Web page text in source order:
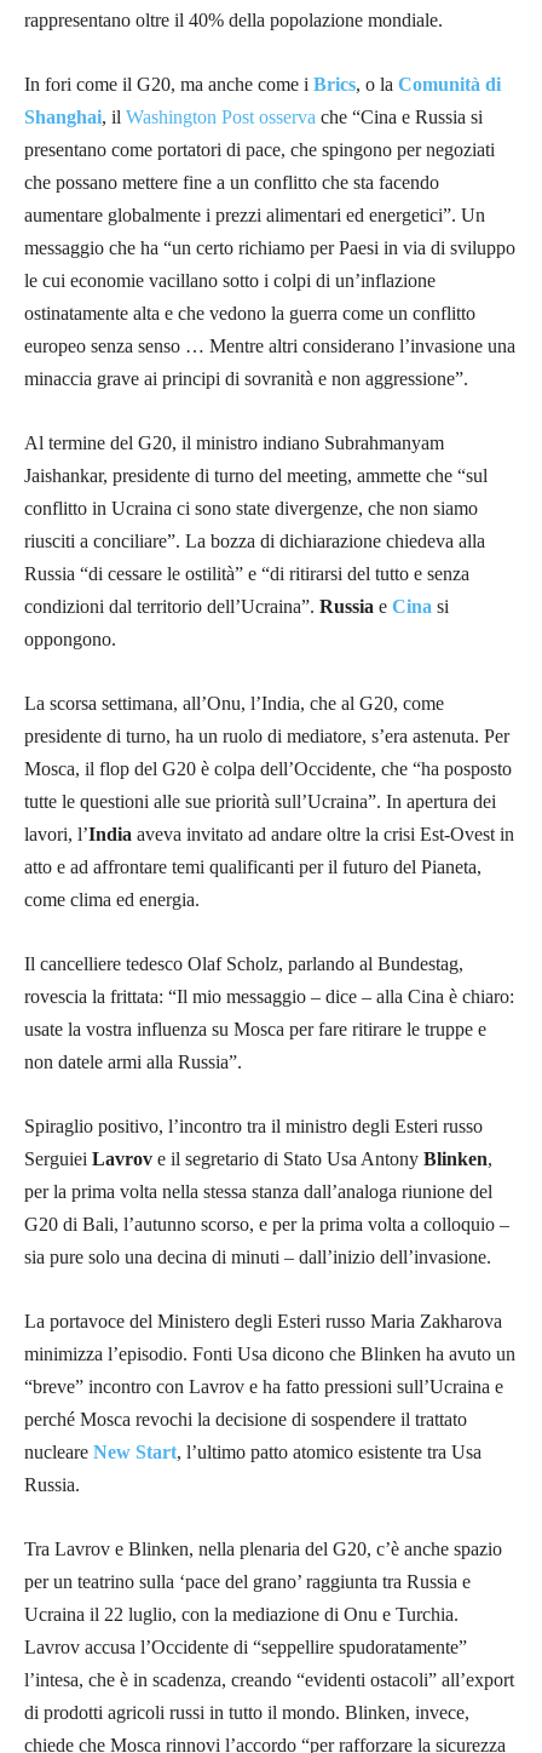
rappresentano oltre il 40% della popolazione mondiale.
In fori come il G20, ma anche come i Brics, o la Comunità di
Shanghai, il Washington Post osserva che “Cina e Russia si
presentano come portatori di pace, che spingono per negoziati
che possano mettere fine a un conflitto che sta facendo
aumentare globalmente i prezzi alimentari ed energetici”. Un
messaggio che ha “un certo richiamo per Paesi in via di sviluppo
le cui economie vacillano sotto i colpi di un’inflazione
ostinatamente alta e che vedono la guerra come un conflitto
europeo senza senso … Mentre altri considerano l’invasione una
minaccia grave ai principi di sovranità e non aggressione”.
Al termine del G20, il ministro indiano Subrahmanyam
Jaishankar, presidente di turno del meeting, ammette che “sul
conflitto in Ucraina ci sono state divergenze, che non siamo
riusciti a conciliare”. La bozza di dichiarazione chiedeva alla
Russia “di cessare le ostilità” e “di ritirarsi del tutto e senza
condizioni dal territorio dell’Ucraina”. Russia e Cina si
oppongono.
La scorsa settimana, all’Onu, l’India, che al G20, come
presidente di turno, ha un ruolo di mediatore, s’era astenuta. Per
Mosca, il flop del G20 è colpa dell’Occidente, che “ha posposto
tutte le questioni alle sue priorità sull’Ucraina”. In apertura dei
lavori, l’India aveva invitato ad andare oltre la crisi Est-Ovest in
atto e ad affrontare temi qualificanti per il futuro del Pianeta,
come clima ed energia.
Il cancelliere tedesco Olaf Scholz, parlando al Bundestag,
rovescia la frittata: “Il mio messaggio – dice – alla Cina è chiaro:
usate la vostra influenza su Mosca per fare ritirare le truppe e
non datele armi alla Russia”.
Spiraglio positivo, l’incontro tra il ministro degli Esteri russo
Serguiei Lavrov e il segretario di Stato Usa Antony Blinken,
per la prima volta nella stessa stanza dall’analoga riunione del
G20 di Bali, l’autunno scorso, e per la prima volta a colloquio –
sia pure solo una decina di minuti – dall’inizio dell’invasione.
La portavoce del Ministero degli Esteri russo Maria Zakharova
minimizza l’episodio. Fonti Usa dicono che Blinken ha avuto un
“breve” incontro con Lavrov e ha fatto pressioni sull’Ucraina e
perché Mosca revochi la decisione di sospendere il trattato
nucleare New Start, l’ultimo patto atomico esistente tra Usa
Russia.
Tra Lavrov e Blinken, nella plenaria del G20, c’è anche spazio
per un teatrino sulla ‘pace del grano’ raggiunta tra Russia e
Ucraina il 22 luglio, con la mediazione di Onu e Turchia.
Lavrov accusa l’Occidente di “seppellire spudoratamente”
l’intesa, che è in scadenza, creando “evidenti ostacoli” all’export
di prodotti agricoli russi in tutto il mondo. Blinken, invece,
chiede che Mosca rinnovi l’accordo “per rafforzare la sicurezza